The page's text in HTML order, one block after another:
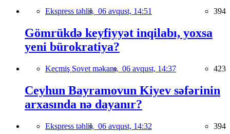
Ekspress təhlil, 06 avqust, 14:51 394
Gömrükdə keyfiyyət inqilabı, yoxsa
yeni bürokratiya?
Keçmiş Sovet məkanı, 06 avqust, 14:37 423
Ceyhun Bayramovun Kiyev səfərinin
arxasında nə dayanır?
Ekspress təhlil, 06 avqust, 14:32 394